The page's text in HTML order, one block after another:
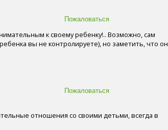
к своему ребенку!.. Возможно, сам
вы не контролируете), но заметить, что он
отношения со своими детьми, всегда в